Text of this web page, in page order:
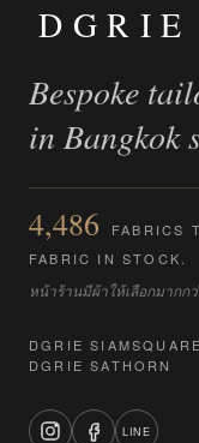
DGRIE
Bespoke
in Bangkok
4,486
FABRICS
FABRIC IN STOCK.
หน้าร้านมีผ้าให้เลือกมากก
DGRIE SIAMSQUARE
DGRIE SATHORN
LINE